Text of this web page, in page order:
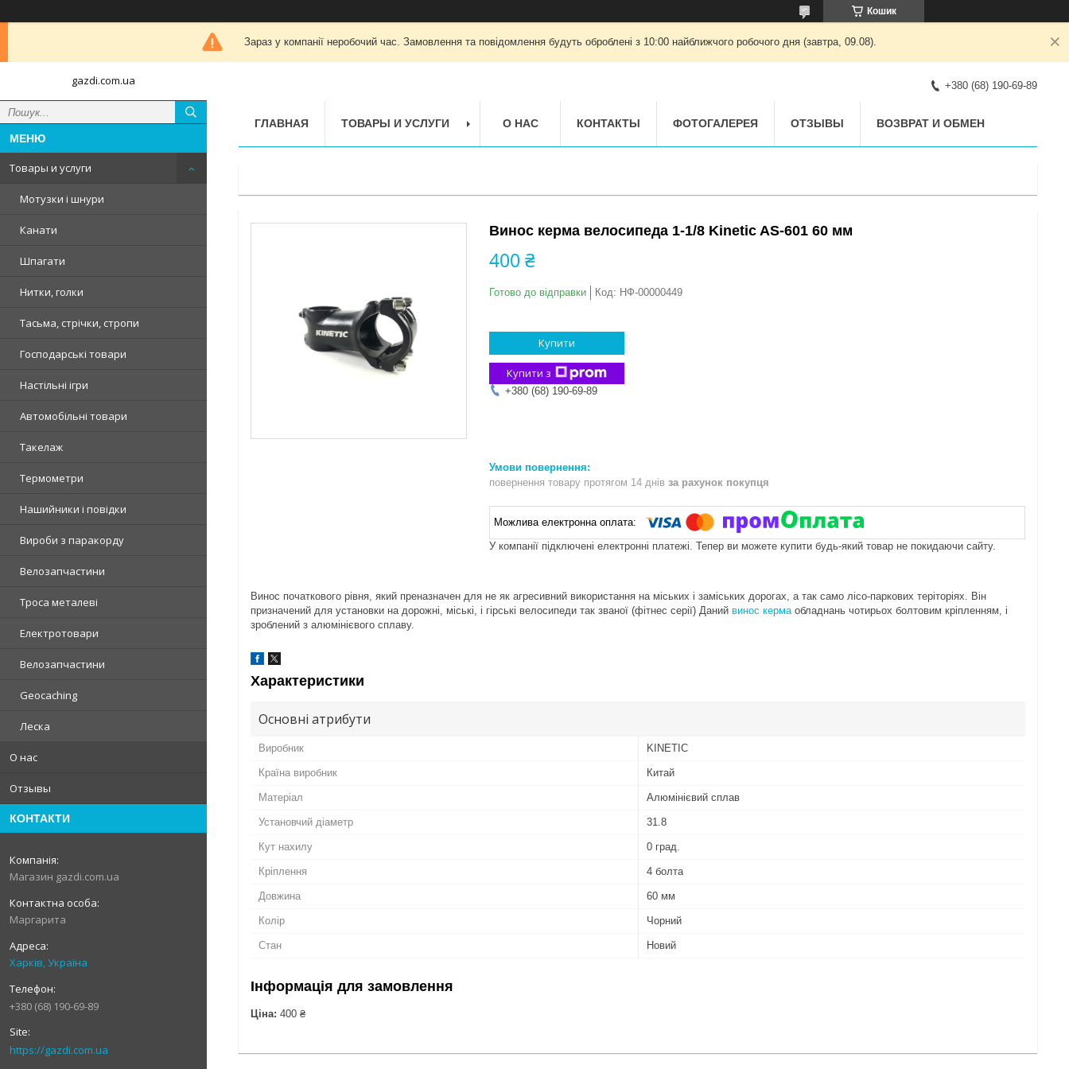
Кошик
Зараз у компанії неробочий час. Замовлення та повідомлення будуть оброблені з 10:00 найближчого робочого дня (завтра, 09.08).
gazdi.com.ua
Товары и услуги
Мотузки і шнури
Канати
Шпагати
Нитки, голки
Тасьма, стрічки, стропи
Господарські товари
Настільні ігри
Автомобільні товари
Такелаж
Термометри
Нашийники і повідки
Вироби з паракорду
Велозапчастини
Троса металеві
Електротовари
Велозапчастини
Geocaching
Леска
О нас
Отзывы
КОНТАКТИ
Магазин gazdi.com.ua
Маргарита
Харків, Україна
+380 (68) 190-69-89
https://gazdi.com.ua
+380 (68) 190-69-89
ГЛАВНАЯ ТОВАРЫ И УСЛУГИ О НАС КОНТАКТЫ ФОТОГАЛЕРЕЯ ОТЗЫВЫ ВОЗВРАТ И ОБМЕН
Винос керма велосипеда 1-1/8 Kinetic AS-601 60 мм
400 ₴
Готово до відправки Код: НФ-00000449
Купити
Купити з
+380 (68) 190-69-89
повернення товару протягом 14 днів за рахунок покупця
У компанії підключені електронні платежі. Тепер ви можете купити будь-який товар не покидаючи сайту.
Винос початкового рівня, який преназначен для не як агресивний використання на міських і заміських дорогах, а так само лісо-паркових теріторіях. Він
призначений для установки на дорожні, міські, і гірські велосипеди так званої (фітнес серії) Даний винос керма обладнань чотирьох болтовим кріпленням, і
зроблений з алюмінієвого сплаву.
Характеристики
Основні атрибути
Виробник KINETIC
Країна виробник Китай
Матеріал Алюмінієвий сплав
Установчий діаметр 31.8
Кут нахилу 0 град.
Кріплення 4 болта
Довжина 60 мм
Колір Чорний
Стан Новий
Інформація для замовлення
Ціна: 400 ₴